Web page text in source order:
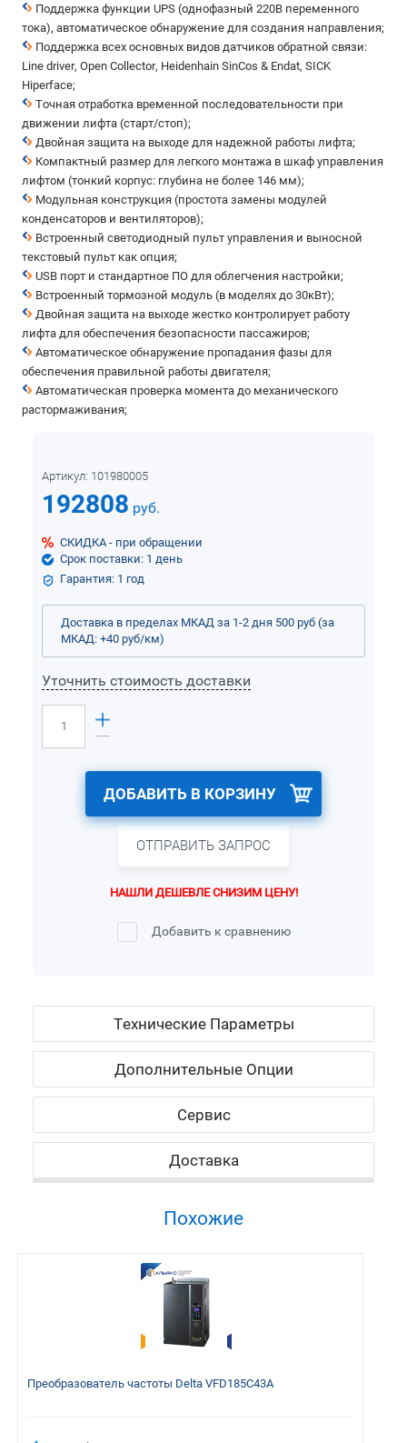
Поддержка функции UPS (однофазный 220В переменного
тока), автоматическое обнаружение для создания направления;
Поддержка всех основных видов датчиков обратной связи:
Line driver, Open Collector, Heidenhain SinCos & Endat, SICK
Hiperface;
Точная отработка временной последовательности при
движении лифта (старт/стоп);
Двойная защита на выходе для надежной работы лифта;
Компактный размер для легкого монтажа в шкаф управления
лифтом (тонкий корпус: глубина не более 146 мм);
Модульная конструкция (простота замены модулей
конденсаторов и вентиляторов);
Встроенный светодиодный пульт управления и выносной
текстовый пульт как опция;
USB порт и стандартное ПО для облегчения настройки;
Встроенный тормозной модуль (в моделях до 30кВт);
Двойная защита на выходе жестко контролирует работу
лифта для обеспечения безопасности пассажиров;
Автоматическое обнаружение пропадания фазы для
обеспечения правильной работы двигателя;
Автоматическая проверка момента до механического
растормаживания;
Артикул: 101980005
192808 руб.
СКИДКА - при обращении
Срок поставки: 1 день
Гарантия: 1 год
Доставка в пределах МКАД за 1-2 дня 500 руб (за
МКАД: +40 руб/км)
Уточнить стоимость доставки
ДОБАВИТЬ В КОРЗИНУ
ОТПРАВИТЬ ЗАПРОС
НАШЛИ ДЕШЕВЛЕ СНИЗИМ ЦЕНУ!
Добавить к сравнению
Технические Параметры
Дополнительные Опции
Сервис
Доставка
Похожие
Преобразователь частоты Delta VFD185C43A